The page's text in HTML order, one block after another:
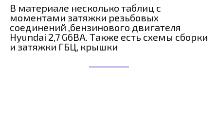
В материале несколько таблиц с
моментами затяжки резьбовых
соединений ,бензинового двигателя
Hyundai 2,7 G6BA. Также есть схемы сборки
и затяжки ГБЦ, крышки